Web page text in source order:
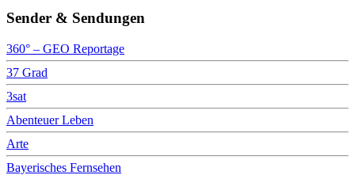
Sender & Sendungen
360° – GEO Reportage
37 Grad
3sat
Abenteuer Leben
Arte
Bayerisches Fernsehen